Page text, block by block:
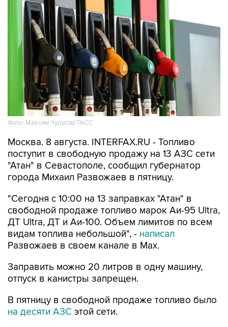
Фото: Максим Чурусов/ТАСС
Москва. 8 августа. INTERFAX.RU - Топливо
поступит в свободную продажу на 13 АЗС сети
"Атан" в Севастополе, сообщил губернатор
города Михаил Развожаев в пятницу.
"Сегодня с 10:00 на 13 заправках "Атан" в
свободной продаже топливо марок Аи-95 Ultra,
ДТ Ultra, ДТ и Аи-100. Объем лимитов по всем
видам топлива небольшой", - написал
Развожаев в своем канале в Max.
Заправить можно 20 литров в одну машину,
отпуск в канистры запрещен.
В пятницу в свободной продаже топливо было
на десяти АЗС этой сети.